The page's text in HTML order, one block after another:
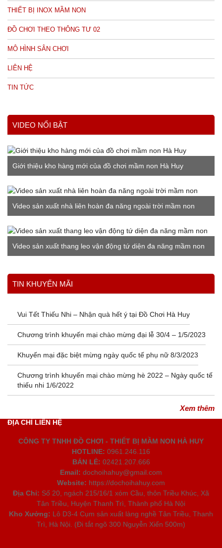
THIẾT BỊ INOX MẦM NON
ĐỒ CHƠI THEO THÔNG TƯ 02
MÔ HÌNH SÂN CHƠI
LIÊN HỆ
TIN TỨC
VIDEO NỔI BẬT
Giới thiệu kho hàng mới của đồ chơi mầm non Hà Huy
Video sản xuất nhà liên hoàn đa năng ngoài trời mầm non
Video sản xuất thang leo vận động tứ diện đa năng mầm non
Xem thêm
TIN KHUYẾN MÃI
Vui Tết Thiếu Nhi – Nhận quà hết ý tại Đồ Chơi Hà Huy
Chương trình khuyến mại chào mừng đại lễ 30/4 – 1/5/2023
Khuyến mại đặc biệt mừng ngày quốc tế phụ nữ 8/3/2023
Chương trình khuyến mại chào mừng hè 2022 – Ngày quốc tế
thiếu nhi 1/6/2022
Xem thêm
ĐỊA CHỈ LIÊN HỆ
CÔNG TY TNHH ĐỒ CHƠI - THIẾT BỊ MẦM NON HÀ HUY
HOTLINE: 0961.246.116
BÁN LẺ: 02421.207.666
Email: dochoihahuy@gmail.com
Website: https://dochoihahuy.com
Địa Chỉ: Số 20, ngách 215/16/1 xóm Cầu, thôn Triều Khúc, Xã
Tân Triều, Huyện Thanh Trì, Thành phố Hà Nội
Kho Xưởng: Lô D3-4 Cụm sản xuất làng nghề Tân Triều, Thanh
Trì, Hà Nội. (Đi tắt ngõ 300 Nguyễn Xiển 500m)